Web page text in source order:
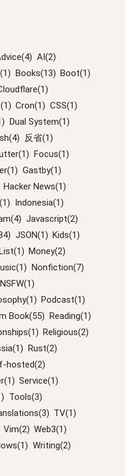
AI(2)
Books(13) Boot(1)
Cron(1) CSS(1)
Dual System(1)
反省(1)
Focus(1)
Gastby(1)
Hacker News(1)
Indonesia(1)
Javascript(2)
JSON(1) Kids(1)
Money(2)
Nonfiction(7)
NSFW(1)
Podcast(1)
Book(55) Reading(1)
Religious(2)
Rust(2)
hosted(2)
Service(1)
Tools(3)
TV(1)
Vim(2) Web3(1)
Writing(2)